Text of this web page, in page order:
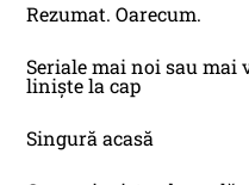
Rezumat. Oarecum.
Seriale mai noi sau mai
liniște la cap
Singură acasă